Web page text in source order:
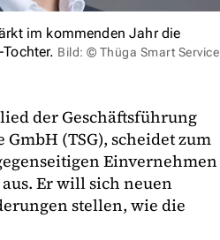
im kommenden Jahr die
Bild: © Thüga Smart Service
der Geschäftsführung
(TSG), scheidet zum
Einvernehmen
Er will sich neuen
stellen, wie die